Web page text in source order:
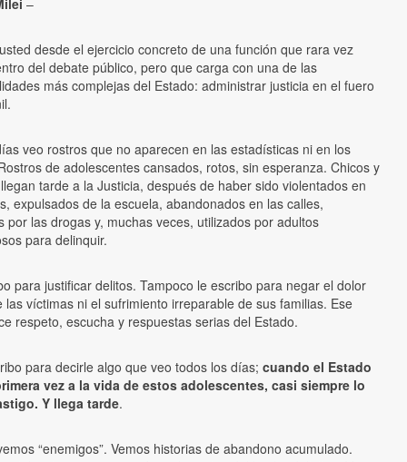
–
desde el ejercicio concreto de una función que rara vez
del debate público, pero que carga con una de las
más complejas del Estado: administrar justicia en el fuero
veo rostros que no aparecen en las estadísticas ni en los
de adolescentes cansados, rotos, sin esperanza. Chicos y
tarde a la Justicia, después de haber sido violentados en
expulsados de la escuela, abandonados en las calles,
por las drogas y, muchas veces, utilizados por adultos
para delinquir.
para justificar delitos. Tampoco le escribo para negar el dolor
las víctimas ni el sufrimiento irreparable de sus familias. Ese
respeto, escucha y respuestas serias del Estado.
para decirle algo que veo todos los días; cuando el Estado
vez a la vida de estos adolescentes, casi siempre lo
Y llega tarde.
“enemigos”. Vemos historias de abandono acumulado.